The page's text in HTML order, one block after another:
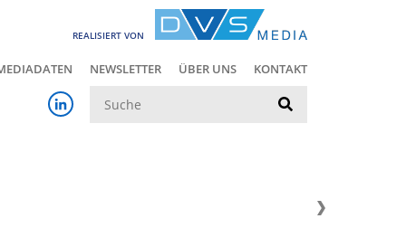
REALISIERT VON
NEWSLETTER ÜBER UNS KONTAKT